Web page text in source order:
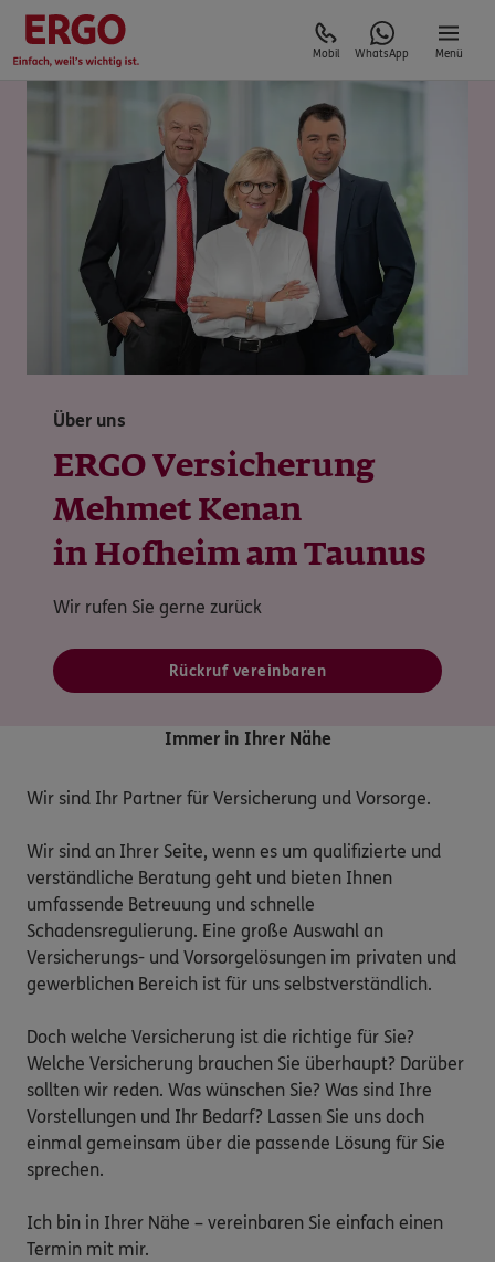
Mobil WhatsApp Menü
Über uns
ERGO Versicherung
Mehmet Kenan
in Hofheim am Taunus
Wir rufen Sie gerne zurück
Rückruf vereinbaren
Immer in Ihrer Nähe
Wir sind Ihr Partner für Versicherung und Vorsorge.
Wir sind an Ihrer Seite, wenn es um qualifizierte und
verständliche Beratung geht und bieten Ihnen
umfassende Betreuung und schnelle
Schadensregulierung. Eine große Auswahl an
Versicherungs- und Vorsorgelösungen im privaten und
gewerblichen Bereich ist für uns selbstverständlich.
Doch welche Versicherung ist die richtige für Sie?
Welche Versicherung brauchen Sie überhaupt? Darüber
sollten wir reden. Was wünschen Sie? Was sind Ihre
Vorstellungen und Ihr Bedarf? Lassen Sie uns doch
einmal gemeinsam über die passende Lösung für Sie
sprechen.
Ich bin in Ihrer Nähe – vereinbaren Sie einfach einen
Termin mit mir.